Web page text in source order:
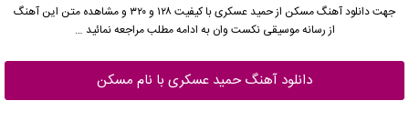
جهت دانلود آهنگ مسکن ازحمید عسکری
با کیفیت ۱۲۸ و ۳۲۰ و مشاهده متن این آهنگ
از رسانه موسیقی نکست وان به ادامه مطلب مراجعه نمائید …
دانلود آهنگ حمید عسکری با نام مسکن